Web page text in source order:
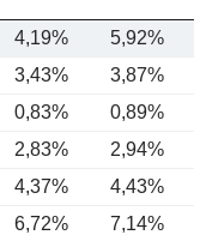
4,19%
5,92%
3,43%
3,87%
0,83%
0,89%
2,83%
2,94%
4,37% 4,43%
6,72%
7,14%